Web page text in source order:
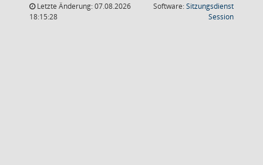
Letzte Änderung: 07.08.2026
18:15:28
Software:Sitzungsdienst
Session(Wird in